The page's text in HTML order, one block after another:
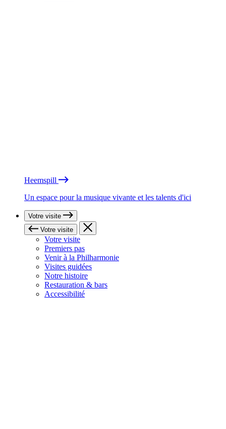
Heemspill
Un espace pour la musique vivante et les talents d'ici
Votre visite
Votre visite
Votre visite
Premiers pas
Venir à la Philharmonie
Visites guidées
Notre histoire
Restauration & bars
Accessibilité